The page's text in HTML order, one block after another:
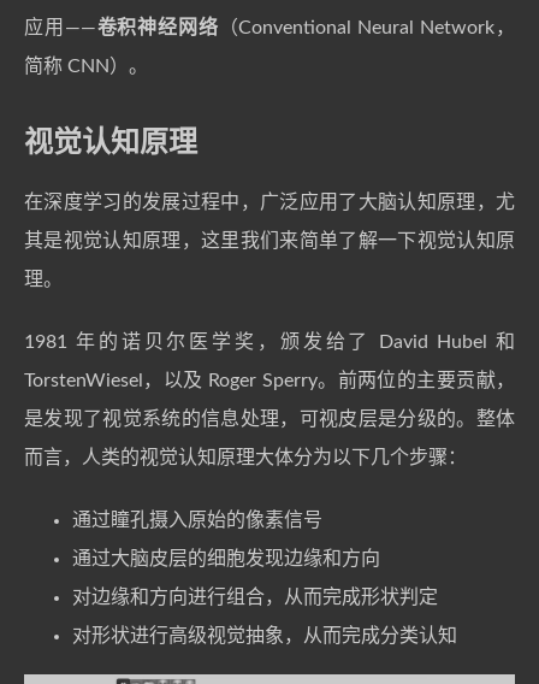
应用——卷积神经网络 （Conventional Neural Network，
简称 CNN）。
视觉认知原理
在深度学习的发展过程中，广泛应用了大脑认知原理，尤
其是视觉认知原理，这里我们来简单了解一下视觉认知原
理。
1981 年的诺贝尔医学奖，颁发给了 David Hubel 和
TorstenWiesel，以及 Roger Sperry。前两位的主要贡献，
是发现了视觉系统的信息处理，可视皮层是分级的。整体
而言，人类的视觉认知原理大体分为以下几个步骤：
通过瞳孔摄入原始的像素信号
通过大脑皮层的细胞发现边缘和方向
对边缘和方向进行组合，从而完成形状判定
对形状进行高级视觉抽象，从而完成分类认知